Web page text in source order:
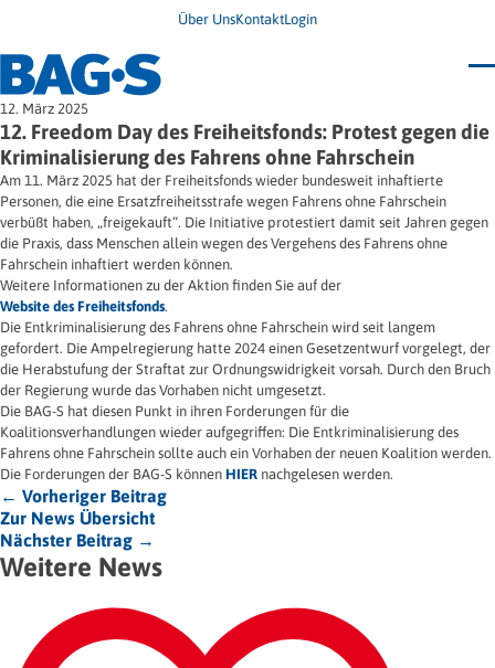
Über UnsKontaktLogin
Bundestagung 2026
Wo finde ich Hilfe?
News
Termine
Veröffentlichungen
Infodienst
Wegweiser
Jugendbroschüre
Impulse
Presse & Stellungnahmen
Newsletter
Unsere Themen
Angehörige
Ersatzfreiheitsstrafe
Freie Straffälligenhilfe
Gesundheit
Migration
Frauen
Wohnen
12. März 2025
12. Freedom Day des Freiheitsfonds: Protest gegen die
Kriminalisierung des Fahrens ohne Fahrschein
Am 11. März 2025 hat der Freiheitsfonds wieder bundesweit inhaftierte
Personen, die eine Ersatzfreiheitsstrafe wegen Fahrens ohne Fahrschein
verbüßt haben, „freigekauft“. Die Initiative protestiert damit seit Jahren gegen
die Praxis, dass Menschen allein wegen des Vergehens des Fahrens ohne
Fahrschein inhaftiert werden können.
Weitere Informationen zu der Aktion finden Sie auf der
Website des Freiheitsfonds.
Die Entkriminalisierung des Fahrens ohne Fahrschein wird seit langem
gefordert. Die Ampelregierung hatte 2024 einen Gesetzentwurf vorgelegt, der
die Herabstufung der Straftat zur Ordnungswidrigkeit vorsah. Durch den Bruch
der Regierung wurde das Vorhaben nicht umgesetzt.
Die BAG-S hat diesen Punkt in ihren Forderungen für die
Koalitionsverhandlungen wieder aufgegriffen: Die Entkriminalisierung des
Fahrens ohne Fahrschein sollte auch ein Vorhaben der neuen Koalition werden.
Die Forderungen der BAG-S können HIER nachgelesen werden.
← Vorheriger Beitrag
Zur News Übersicht
Nächster Beitrag →
Weitere News